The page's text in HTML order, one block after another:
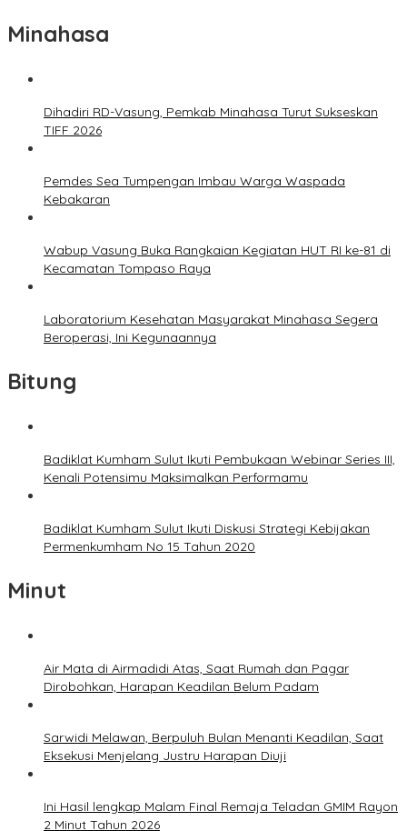
Minahasa
Dihadiri RD-Vasung, Pemkab Minahasa Turut Sukseskan
TIFF 2026
Pemdes Sea Tumpengan Imbau Warga Waspada
Kebakaran
Wabup Vasung Buka Rangkaian Kegiatan HUT RI ke-81 di
Kecamatan Tompaso Raya
Laboratorium Kesehatan Masyarakat Minahasa Segera
Beroperasi, Ini Kegunaannya
Bitung
Badiklat Kumham Sulut Ikuti Pembukaan Webinar Series III,
Kenali Potensimu Maksimalkan Performamu
Badiklat Kumham Sulut Ikuti Diskusi Strategi Kebijakan
Permenkumham No 15 Tahun 2020
Minut
Air Mata di Airmadidi Atas, Saat Rumah dan Pagar
Dirobohkan, Harapan Keadilan Belum Padam
Sarwidi Melawan, Berpuluh Bulan Menanti Keadilan, Saat
Eksekusi Menjelang Justru Harapan Diuji
Ini Hasil lengkap Malam Final Remaja Teladan GMIM Rayon
2 Minut Tahun 2026